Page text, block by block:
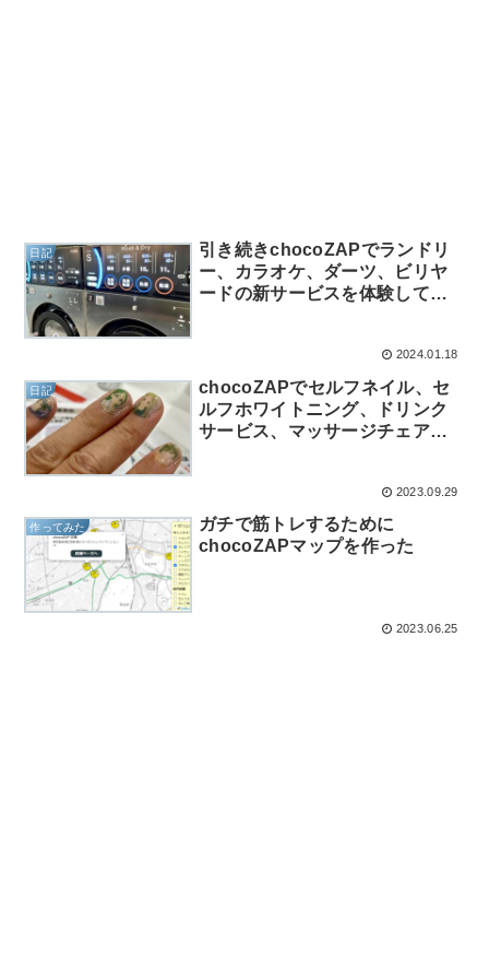
日記
引き続きchocoZAPでランドリ
ー、カラオケ、ダーツ、ビリヤ
ードの新サービスを体験してき
2024.01.18
日記
chocoZAPでセルフネイル、セ
ルフホワイトニング、ドリンク
サービス、マッサージチェア等
2023.09.29
作ってみた
ガチで筋トレするために
chocoZAPマップを作った
2023.06.25